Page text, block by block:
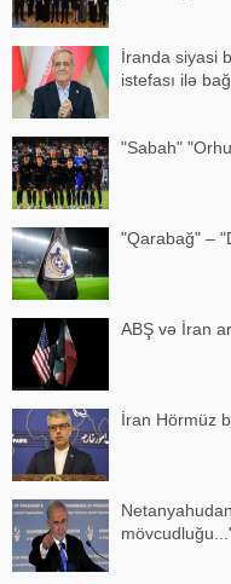
İranda siyasi
istefası ilə
"Sabah"
"Qarabağ" –
ABŞ və İran
İran Hörmüz